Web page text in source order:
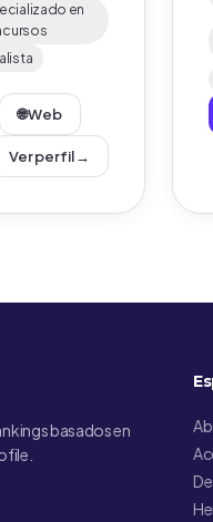
en
🌐 Web
Ver perfil →
basados en